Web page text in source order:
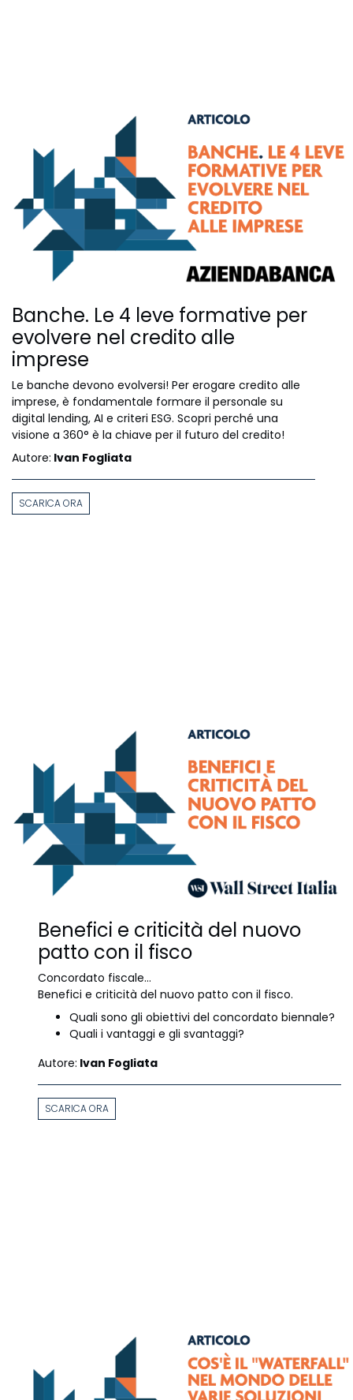
Banche. Le 4 leve formative per
evolvere nel credito alle
imprese
Le banche devono evolversi! Per erogare credito alle
imprese, è fondamentale formare il personale su
digital lending, AI e criteri ESG. Scopri perché una
visione a 360° è la chiave per il futuro del credito!
Autore: Ivan Fogliata
SCARICA ORA
Benefici e criticità del nuovo
patto con il fisco
Concordato fiscale...
Benefici e criticità del nuovo patto con il fisco.
Quali sono gli obiettivi del concordato biennale?
Quali i vantaggi e gli svantaggi?
Autore: Ivan Fogliata
SCARICA ORA